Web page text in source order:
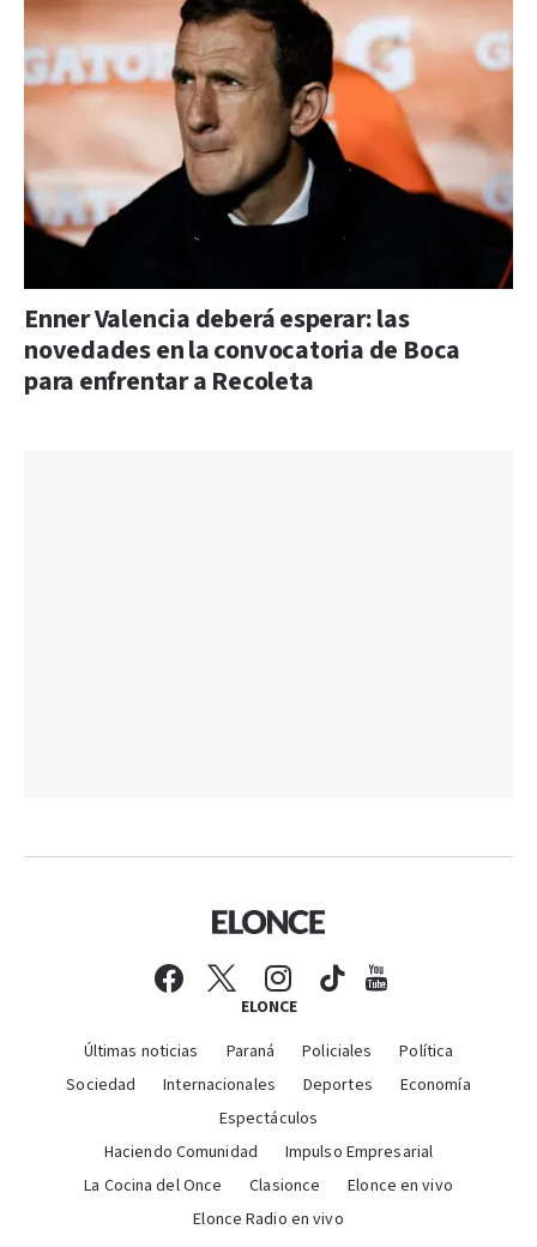
Enner Valencia deberá esperar: las
novedades en la convocatoria de Boca
para enfrentar a Recoleta
ELONCE
Últimas noticias Paraná Policiales
Política
Sociedad
Internacionales Deportes
Economía
Espectáculos
Haciendo Comunidad
Impulso Empresarial
La Cocina del Once
Clasionce
Elonce en vivo
Elonce Radio en vivo